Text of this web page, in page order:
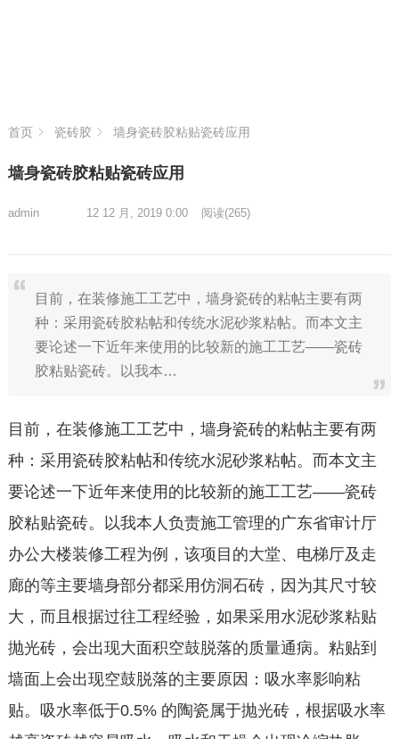
首页 瓷砖胶 墙身瓷砖胶粘贴瓷砖应用
墙身瓷砖胶粘贴瓷砖应用
admin 12 12 月, 2019 0:00 阅读(265)
目前，在装修施工工艺中，墙身瓷砖的粘帖主要有两
种：采用瓷砖胶粘帖和传统水泥砂浆粘帖。而本文主
要论述一下近年来使用的比较新的施工工艺——瓷砖
胶粘贴瓷砖。以我本…
目前，在装修施工工艺中，墙身瓷砖的粘帖主要有两
种：采用瓷砖胶粘帖和传统水泥砂浆粘帖。而本文主
要论述一下近年来使用的比较新的施工工艺——瓷砖
胶粘贴瓷砖。以我本人负责施工管理的广东省审计厅
办公大楼装修工程为例，该项目的大堂、电梯厅及走
廊的等主要墙身部分都采用仿洞石砖，因为其尺寸较
大，而且根据过往工程经验，如果采用水泥砂浆粘贴
抛光砖，会出现大面积空鼓脱落的质量通病。粘贴到
墙面上会出现空鼓脱落的主要原因：吸水率影响粘
贴。吸水率低于0.5% 的陶瓷属于抛光砖，根据吸水率